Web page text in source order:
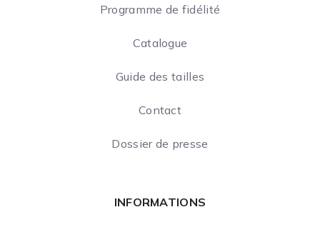
Programme de fidélité
Catalogue
Guide des tailles
Contact
Dossier de presse
INFORMATIONS